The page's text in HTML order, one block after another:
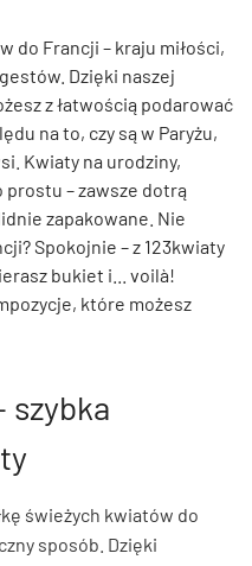
do Francji – kraju miłości,
Dzięki naszej
z łatwością podarować
na to, czy są w Paryżu,
Kwiaty na urodziny,
– zawsze dotrą
zapakowane. Nie
Spokojnie – z 123kwiaty
bukiet i... voilà!
które możesz
szybka
świeżych kwiatów do
sposób. Dzięki